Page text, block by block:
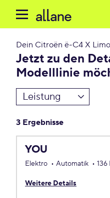
Dein Citroën ë-C4 X
Jetzt zu den
Modelllinie
Leistung
3 Ergebnisse
YOU
Elektro Automatik 136
Weitere Details